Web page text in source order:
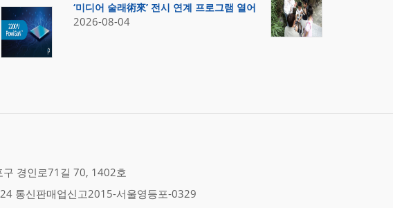
‘미디어 술래術來’ 전시 연계 프로그램 열어
2026-08-04
구 경인로71길 70, 1402호
통신판매업신고2015-서울영등포-0329